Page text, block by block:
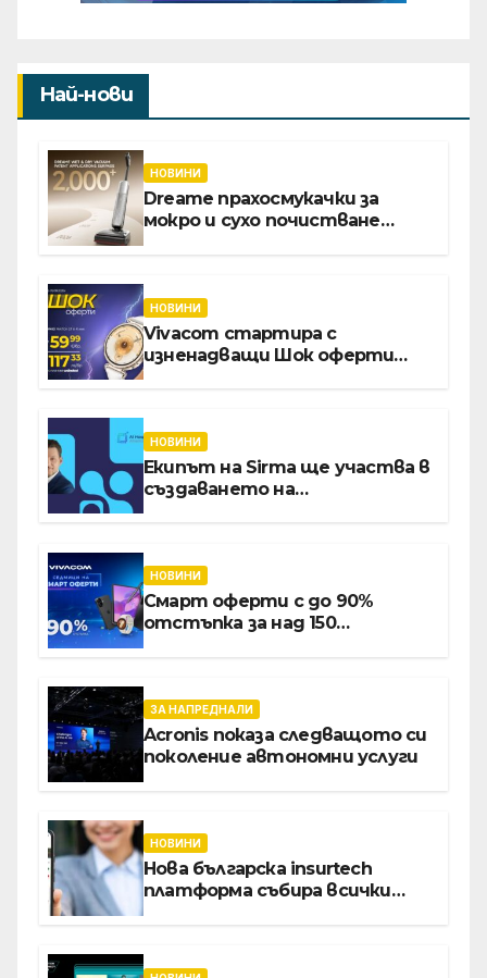
Най-нови
НОВИНИ
Dreame прахосмукачки за
мокро и сухо почистване
НОВИНИ
Vivacom стартира с
изненадващи Шок оферти
НОВИНИ
Екипът на Sirma ще участва в
създаването на
хотелиерството
НОВИНИ
Смарт оферти с до 90%
отстъпка за над 150
ЗА НАПРЕДНАЛИ
Acronis показа следващото си
поколение автономни услуги
НОВИНИ
Нова българска insurtech
платформа събира всички